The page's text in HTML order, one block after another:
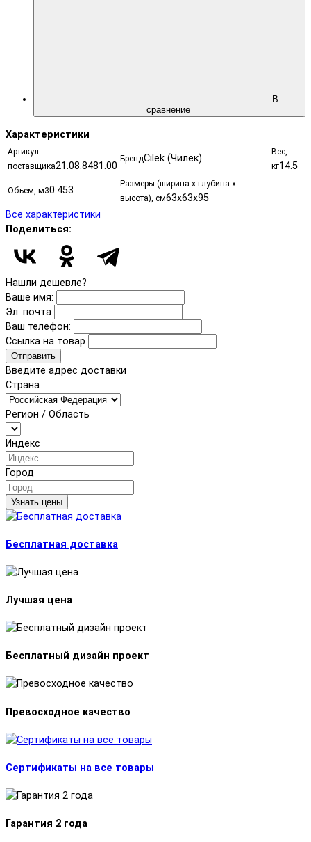
В
сравнение
Характеристики
Артикул
поставщика21.08.8481.00
БрендCilek (Чилек)
Вес,
кг14.5
Объем, м30.453
Размеры (ширина х глубина х
высота), см63x63x95
Все характеристики
Поделиться:
Нашли дешевле?
Ваше имя:
Эл. почта
Ваш телефон:
Ссылка на товар
Отправить
Введите адрес доставки
Страна
Регион / Область
Индекс
Город
Узнать цены
Бесплатная доставка
Лучшая цена
Бесплатный дизайн проект
Превосходное качество
Сертификаты на все товары
Гарантия 2 года